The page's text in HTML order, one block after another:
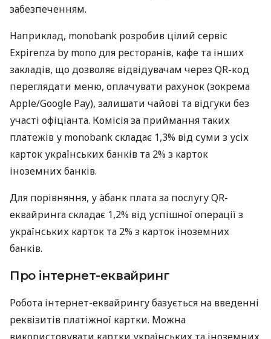
забезпеченням.
Наприклад, monobank розробив цілий сервіс
Expirenza by mono для ресторанів, кафе та інших
закладів, що дозволяє відвідувачам через QR-код
переглядати меню, оплачувати рахунок (зокрема
Apple/Google Pay), залишати чайові та відгуки без
участі офіціанта. Комісія за приймання таких
платежів у monobank складає 1,3% від суми з усіх
карток українських банків та 2% з карток
іноземних банків.
Для порівняння, у àбанк плата за послугу QR-
еквайринга складає 1,2% від успішної операції з
українських карток та 2% з карток іноземних
банків.
Про інтернет-еквайринг
Робота інтернет-еквайрингу базується на введенні
реквізитів платіжної картки. Можна